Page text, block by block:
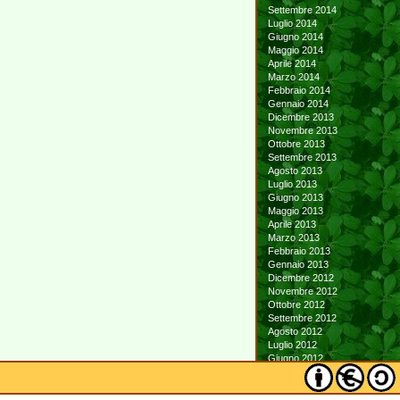
Settembre 2014
Luglio 2014
Giugno 2014
Maggio 2014
Aprile 2014
Marzo 2014
Febbraio 2014
Gennaio 2014
Dicembre 2013
Novembre 2013
Ottobre 2013
Settembre 2013
Agosto 2013
Luglio 2013
Giugno 2013
Maggio 2013
Aprile 2013
Marzo 2013
Febbraio 2013
Gennaio 2013
Dicembre 2012
Novembre 2012
Ottobre 2012
Settembre 2012
Agosto 2012
Luglio 2012
Giugno 2012
Maggio 2012
Aprile 2012